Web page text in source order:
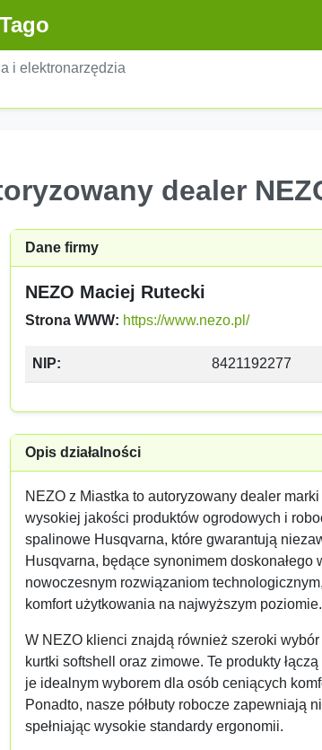
i elektronarzędzia
dealer
Dane firmy
NEZO Maciej Rutecki
Strona WWW: https://www.nezo.pl/
NIP: 8421192277
Opis działalności
NEZO z Miastka to autoryzowany dealer
wysokiej jakości produktów ogrodowych i
spalinowe Husqvarna, które gwarantują
Husqvarna, będące synonimem
nowoczesnym rozwiązaniom
komfort użytkowania na najwyższym poziomie.
W NEZO klienci znajdą również szeroki
kurtki softshell oraz zimowe. Te produkty
je idealnym wyborem dla osób ceniących
Ponadto, nasze półbuty robocze zapewniają
spełniając wysokie standardy ergonomii.